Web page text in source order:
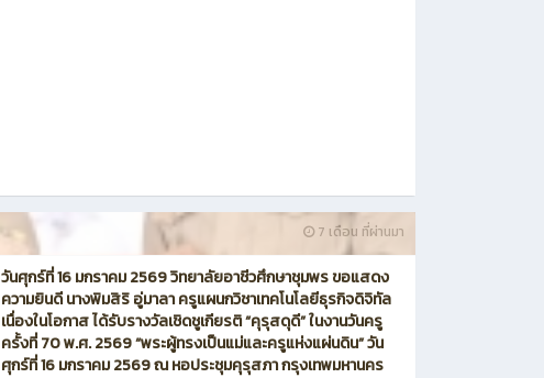
7 เดือน ที่ผ่านมา
วันศุกร์ที่ 16 มกราคม 2569 วิทยาลัยอาชีวศึกษาชุมพร ขอแสดง
ความยินดี นางพิมสิริ อู่มาลา ครูแผนกวิชาเทคโนโลยีธุรกิจดิจิทัล
เนื่องในโอกาส ได้รับรางวัลเชิดชูเกียรติ “คุรุสดุดี” ในงานวันครู
ครั้งที่ 70 พ.ศ. 2569 “พระผู้ทรงเป็นแม่และครูแห่งแผ่นดิน” วัน
ศุกร์ที่ 16 มกราคม 2569 ณ หอประชุมคุรุสภา กรุงเทพมหานคร